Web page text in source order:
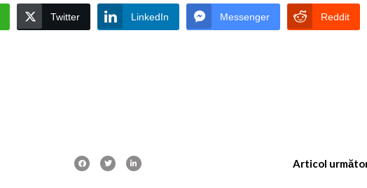
Twitter LinkedIn Messenger Reddit
Articol